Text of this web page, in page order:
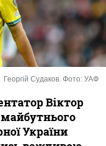
Георгій Судаков. Фото: УАФ
Віктор
України